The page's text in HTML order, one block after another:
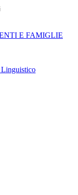
E FAMIGLIE
Linguistico